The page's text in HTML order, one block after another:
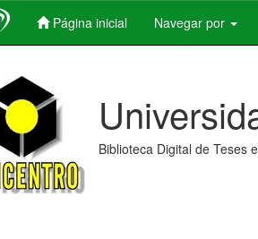
Página inicial Navegar por
Biblioteca Digital de Teses